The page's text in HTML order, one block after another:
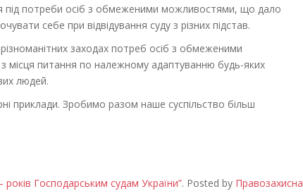
під потреби осіб з обмеженими можливостями, що дало
себе при відвідування суду з різних підстав.
заходах потреб осіб з обмеженими
питання по належному адаптуванню будь-яких
людей.
приклади. Зробимо разом наше суспільство більш
років Господарським судам України”. Posted by Правозахисна